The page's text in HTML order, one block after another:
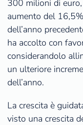
300 milioni di
aumento del
dell’anno
ha accolto con
considerandolo
un ulteriore
dell’anno.
La crescita è
visto una crescita